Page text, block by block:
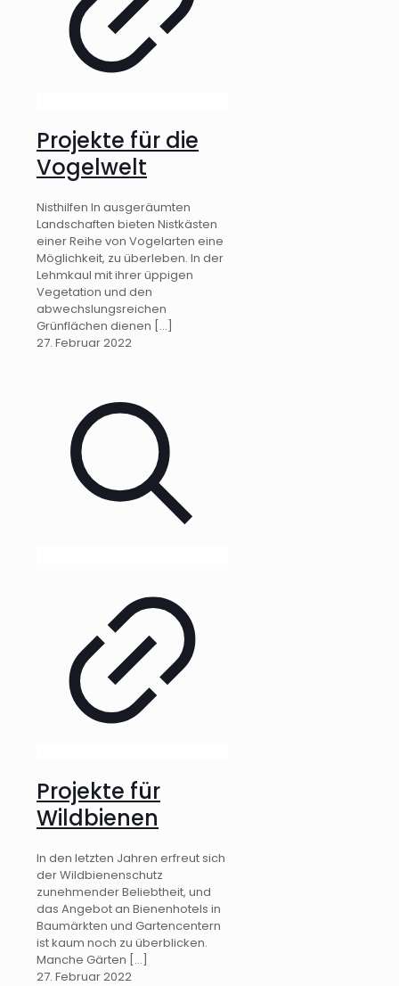
Projekte für die
Vogelwelt
Nisthilfen In ausgeräumten
Landschaften bieten Nistkästen
einer Reihe von Vogelarten eine
Möglichkeit, zu überleben. In der
Lehmkaul mit ihrer üppigen
Vegetation und den
abwechslungsreichen
Grünflächen dienen […]
27. Februar 2022
Projekte für
Wildbienen
In den letzten Jahren erfreut sich
der Wildbienenschutz
zunehmender Beliebtheit, und
das Angebot an Bienenhotels in
Baumärkten und Gartencentern
ist kaum noch zu überblicken.
Manche Gärten […]
27. Februar 2022